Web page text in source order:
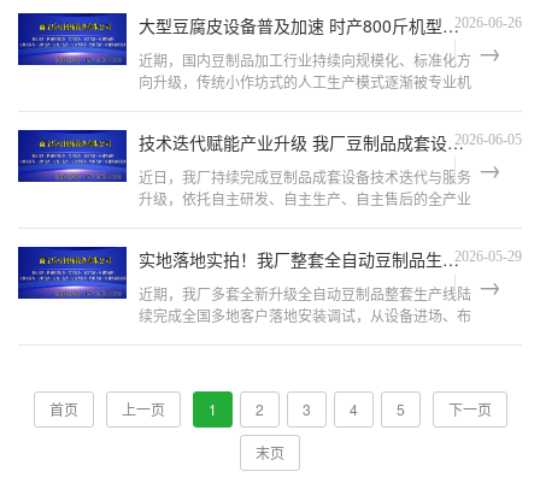
大型豆腐皮设备普及加速 时产800斤机型成中小型加工厂升级首选2026-06-26
近期，国内豆制品加工行业持续向规模化、标准化方
向升级，传统小作坊式的人工生产模式逐渐被专业机
技术迭代赋能产业升级 我厂豆制品成套设备全国服务保障再升级2026-06-05
近日，我厂持续完成豆制品成套设备技术迭代与服务
升级，依托自主研发、自主生产、自主售后的全产业
实地落地实拍！我厂整套全自动豆制品生产线多地批量投产，设备稳定性获市场认可2026-05-29
近期，我厂多套全新升级全自动豆制品整套生产线陆
续完成全国多地客户落地安装调试，从设备进场、布
首页 上一页 1 2 3 4 5 下一页
末页